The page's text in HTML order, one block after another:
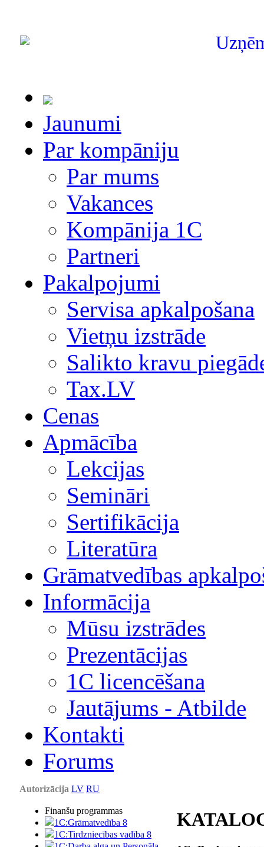
Jaunumi
Par kompāniju
Par mums
Vakances
Kompānija 1С
Partneri
Pakalpojumi
Servisa apkalpošana
Vietņu izstrāde
Salikto kravu
Tax.LV
Cenas
Apmācība
Lekcijas
Semināri
Sertifikācija
Literatūra
Grāmatvedības
Informācija
Mūsu izstrādes
Prezentācijas
1С licencēšana
Jautājums - Atbilde
Kontakti
Forums
Autorizācija LV RU
Finanšu programmas
1C:Grāmatvedība 8
1C:Tirdzniecības vadība 8